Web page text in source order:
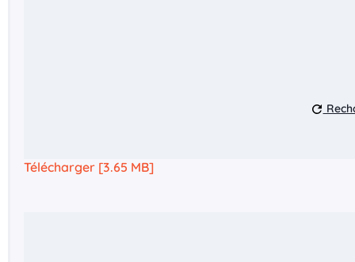
Télécharger [3.65 MB]